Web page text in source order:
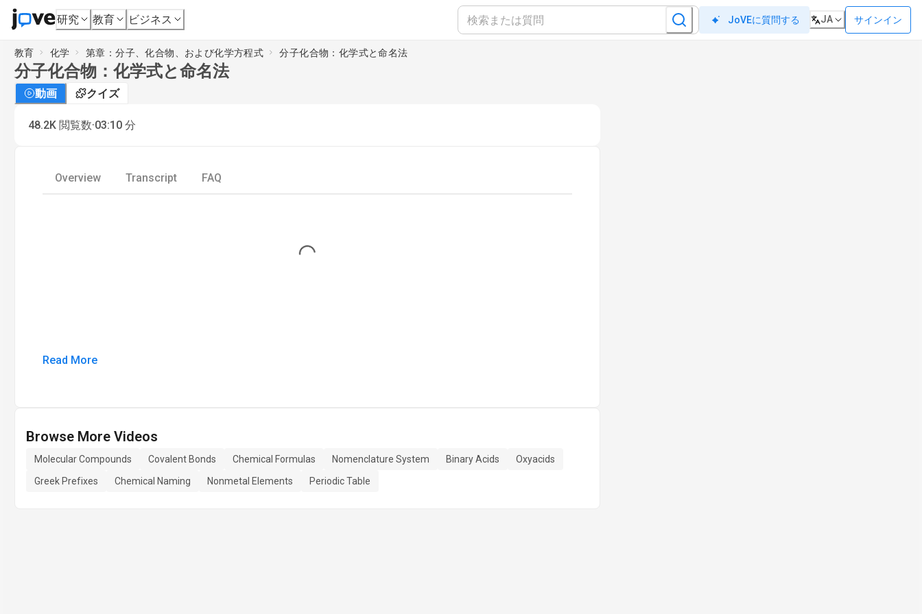
研究 教育 ビジネス JoVEに質問する JA サインイン
教育 化学 第章：分子、化合物、および化学方程式 分子化合物：化学式と命名法
分子化合物：化学式と命名法
動画 クイズ
48.2K 閲覧数·03:10 分
Overview Transcript FAQ
Loading...
Read More
Browse More Videos
Molecular Compounds Covalent Bonds Chemical Formulas Nomenclature System Binary Acids
Oxyacids
Greek Prefixes
Chemical Naming Nonmetal Elements Periodic Table